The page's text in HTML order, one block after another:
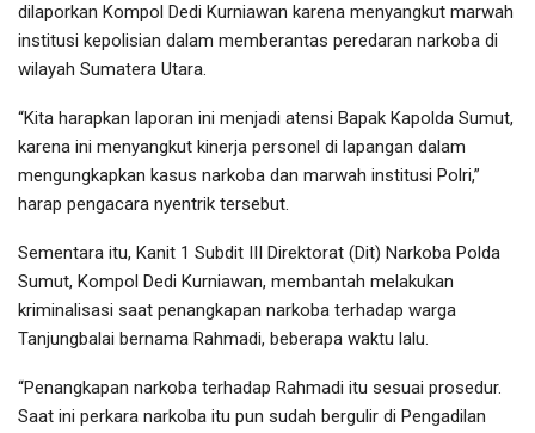
dilaporkan Kompol Dedi Kurniawan karena menyangkut marwah
institusi kepolisian dalam memberantas peredaran narkoba di
wilayah Sumatera Utara.
“Kita harapkan laporan ini menjadi atensi Bapak Kapolda Sumut,
karena ini menyangkut kinerja personel di lapangan dalam
mengungkapkan kasus narkoba dan marwah institusi Polri,”
harap pengacara nyentrik tersebut.
Sementara itu, Kanit 1 Subdit III Direktorat (Dit) Narkoba Polda
Sumut, Kompol Dedi Kurniawan, membantah melakukan
kriminalisasi saat penangkapan narkoba terhadap warga
Tanjungbalai bernama Rahmadi, beberapa waktu lalu.
“Penangkapan narkoba terhadap Rahmadi itu sesuai prosedur.
Saat ini perkara narkoba itu pun sudah bergulir di Pengadilan